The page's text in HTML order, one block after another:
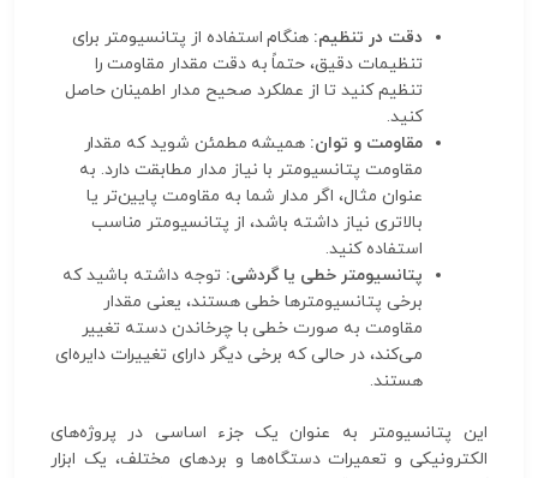
دقت در تنظیم: هنگام استفاده از پتانسیومتر برای
تنظیمات دقیق، حتماً به دقت مقدار مقاومت را
تنظیم کنید تا از عملکرد صحیح مدار اطمینان حاصل
کنید.
مقاومت و توان: همیشه مطمئن شوید که مقدار
مقاومت پتانسیومتر با نیاز مدار مطابقت دارد. به
عنوان مثال، اگر مدار شما به مقاومت پایین‌تر یا
بالاتری نیاز داشته باشد، از پتانسیومتر مناسب
استفاده کنید.
پتانسیومتر خطی یا گردشی: توجه داشته باشید که
برخی پتانسیومترها خطی هستند، یعنی مقدار
مقاومت به صورت خطی با چرخاندن دسته تغییر
می‌کند، در حالی که برخی دیگر دارای تغییرات دایره‌ای
هستند.
این پتانسیومتر به عنوان یک جزء اساسی در پروژه‌های
الکترونیکی و تعمیرات دستگاه‌ها و بردهای مختلف، یک ابزار